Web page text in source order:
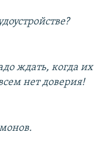
ждать, когда их
нет доверия!